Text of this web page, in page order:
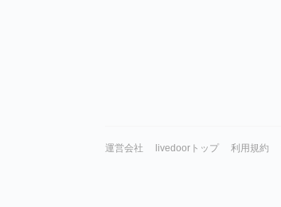
運営会社 livedoorトップ 利用規約